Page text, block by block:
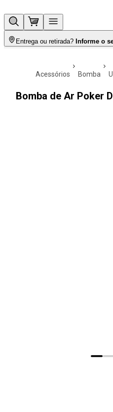
Entrega ou retirada? Informe o
acessórios bomba
Bomba de Ar Poker